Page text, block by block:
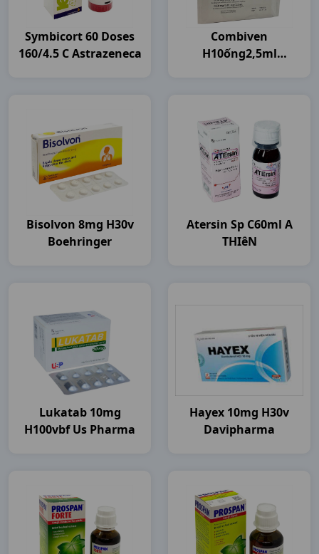
Symbicort 60 Doses
160/4.5 C Astrazeneca
Combiven
H10ống2,5ml
Bisolvon 8mg H30v
Boehringer
Atersin Sp C60ml A
THIêN
Lukatab 10mg
H100vbf Us Pharma
Hayex 10mg H30v
Davipharma